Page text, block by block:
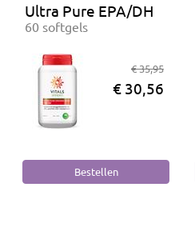
Ultra Pure EPA/DHA
60 softgels
€ 35,95
€ 30,56